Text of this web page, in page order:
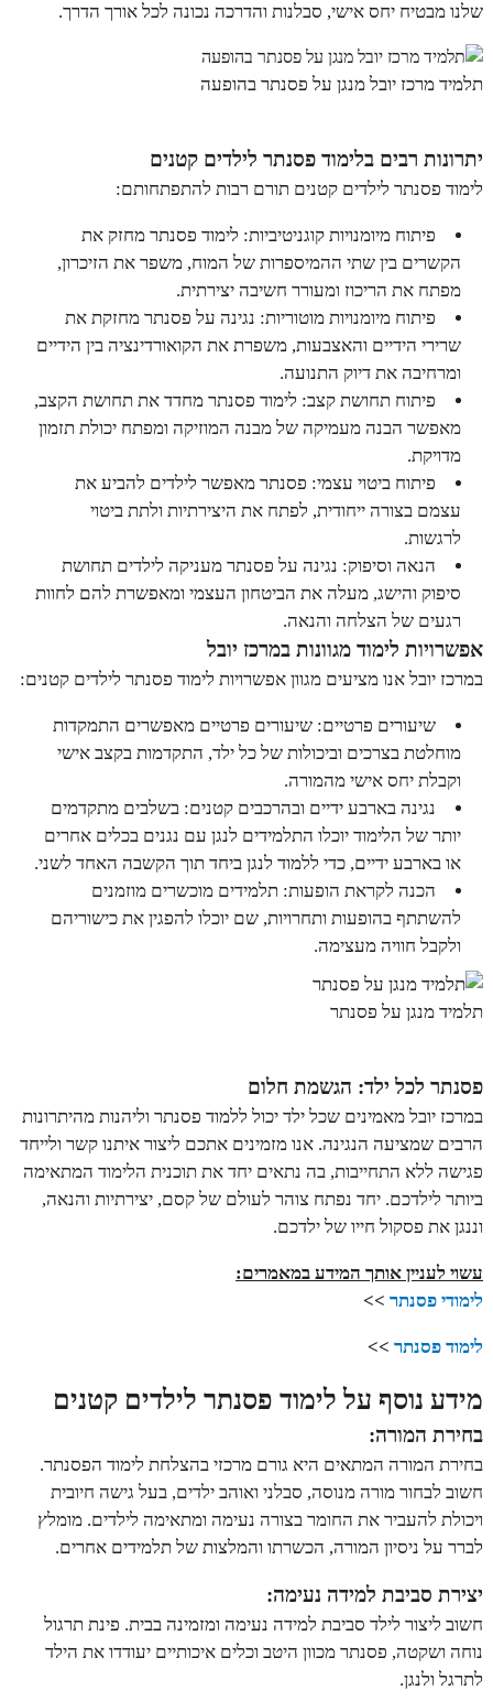
שלנו מבטיח יחס אישי, סבלנות והדרכה נכונה לכל אורך הדרך.
תלמיד מרכז יובל מנגן על פסנתר בהופעה
יתרונות רבים בלימוד פסנתר לילדים קטנים
לימוד פסנתר לילדים קטנים תורם רבות להתפתחותם:
פיתוח מיומנויות קוגניטיביות: לימוד פסנתר מחזק את
הקשרים בין שתי ההמיספרות של המוח, משפר את הזיכרון,
מפתח את הריכוז ומעורר חשיבה יצירתית.
פיתוח מיומנויות מוטוריות: נגינה על פסנתר מחזקת את
שרירי הידיים והאצבעות, משפרת את הקואורדינציה בין הידיים
ומרחיבה את דיוק התנועה.
פיתוח תחושת קצב: לימוד פסנתר מחדד את תחושת הקצב,
מאפשר הבנה מעמיקה של מבנה המוזיקה ומפתח יכולת תזמון
מדויקת.
פיתוח ביטוי עצמי: פסנתר מאפשר לילדים להביע את
עצמם בצורה ייחודית, לפתח את היצירתיות ולתת ביטוי
לרגשות.
הנאה וסיפוק: נגינה על פסנתר מעניקה לילדים תחושת
סיפוק והישג, מעלה את הביטחון העצמי ומאפשרת להם לחוות
רגעים של הצלחה והנאה.
אפשרויות לימוד מגוונות במרכז יובל
במרכז יובל אנו מציעים מגוון אפשרויות לימוד פסנתר לילדים קטנים:
שיעורים פרטיים: שיעורים פרטיים מאפשרים התמקדות
מוחלטת בצרכים וביכולות של כל ילד, התקדמות בקצב אישי
וקבלת יחס אישי מהמורה.
נגינה בארבע ידיים ובהרכבים קטנים: בשלבים מתקדמים
יותר של הלימוד יוכלו התלמידים לנגן עם נגנים בכלים אחרים
או בארבע ידיים, כדי ללמוד לנגן ביחד תוך הקשבה האחד לשני.
הכנה לקראת הופעות: תלמידים מוכשרים מוזמנים
להשתתף בהופעות ותחרויות, שם יוכלו להפגין את כישוריהם
ולקבל חוויה מעצימה.
תלמיד מנגן על פסנתר
פסנתר לכל ילד: הגשמת חלום
במרכז יובל מאמינים שכל ילד יכול ללמוד פסנתר וליהנות מהיתרונות
הרבים שמציעה הנגינה. אנו מזמינים אתכם ליצור איתנו קשר ולייחד
פגישה ללא התחייבות, בה נתאים יחד את תוכנית הלימוד המתאימה
ביותר לילדכם. יחד נפתח צוהר לעולם של קסם, יצירתיות והנאה,
וננגן את פסקול חייו של ילדכם.
עשוי לעניין אותך המידע במאמרים:
לימודי פסנתר>>
לימוד פסנתר>>
מידע נוסף על לימוד פסנתר לילדים קטנים
בחירת המורה:
בחירת המורה המתאים היא גורם מרכזי בהצלחת לימוד הפסנתר.
חשוב לבחור מורה מנוסה, סבלני ואוהב ילדים, בעל גישה חיובית
ויכולת להעביר את החומר בצורה נעימה ומתאימה לילדים. מומלץ
לברר על ניסיון המורה, הכשרתו והמלצות של תלמידים אחרים.
יצירת סביבת למידה נעימה:
חשוב ליצור לילד סביבת למידה נעימה ומזמינה בבית. פינת תרגול
נוחה ושקטה, פסנתר מכוון היטב וכלים איכותיים יעודדו את הילד
לתרגל ולנגן.